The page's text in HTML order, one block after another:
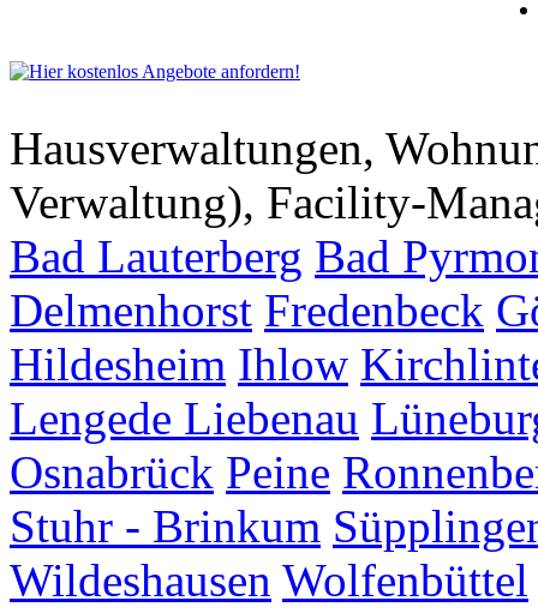
Hausverwaltungen,
Verwaltung), Facility-
Bad Lauterberg Bad
Delmenhorst Fredenbeck
Hildesheim Ihlow
Lengede Liebenau
Osnabrück Peine
Stuhr - Brinkum
Wildeshausen Wolfenbüttel